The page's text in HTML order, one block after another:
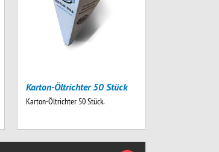
Karton-Öltrichter 50 Stück
Karton-Öltrichter 50 Stück.